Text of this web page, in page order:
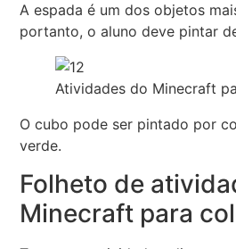
A espada é um dos objetos
portanto, o aluno deve pintar
Atividades do Minecraft
O cubo pode ser pintado por
verde.
Folheto de
Minecraft para